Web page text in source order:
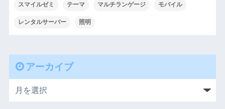
スマイルゼミ テーマ マルチランゲージ モバイル
レンタルサーバー 照明
アーカイブ